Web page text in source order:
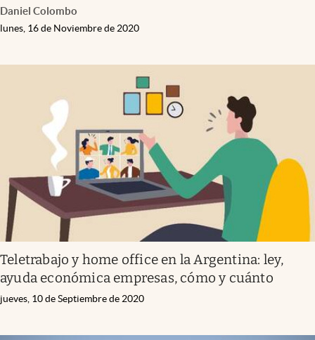
Daniel Colombo
lunes, 16 de Noviembre de 2020
Teletrabajo y home office en la Argentina: ley,
ayuda económica empresas, cómo y cuánto
jueves, 10 de Septiembre de 2020